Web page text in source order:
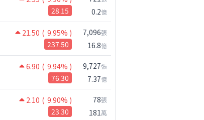
年累(億)
累積年增
31.6%
34,740.51
32.8%
33.8%
27,629.64
36.4%
37.1%
28.15 0.2億
21.50 ( 9.95% )
237.50
7,096張
16.8億
6.90 ( 9.94% )
76.30
9,727張
7.37億
2.10 ( 9.90% )
23.30
78張
181萬